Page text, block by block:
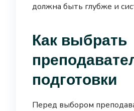
должна быть глубже и
Как выбрать
подготовки
Перед выбором